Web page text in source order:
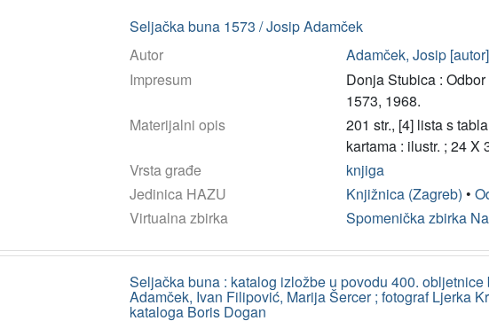
Seljačka buna 1573 / Josip Adamček
Autor
Adamček, Josip [autor]
Impresum
Donja Stubica :
1573, 1968.
Materijalni opis
201 str., [4] lista s
kartama : ilustr. ; 24 X
Vrsta građe
knjiga
Jedinica HAZU
Knjižnica (Zagreb) •
Virtualna zbirka
Spomenička zbirka
Seljačka buna : katalog izložbe u povodu 400.
Adamček, Ivan Filipović, Marija Šercer ; fotograf Ljerka
kataloga Boris Dogan